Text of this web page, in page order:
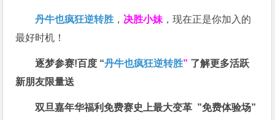
丹牛也疯狂逆转胜，决胜小妹，现在正是你加入的
最好时机！
逐梦参赛!百度 “丹牛也疯狂逆转胜” 了解更多活跃
新朋友限量送
双旦嘉年华福利免费赛史上最大变革 ”免费体验场”